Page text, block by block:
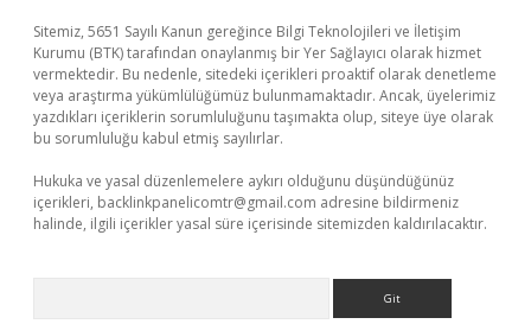
Sitemiz, 5651 Sayılı Kanun gereğince Bilgi Teknolojileri ve İletişim
Kurumu (BTK) tarafından onaylanmış bir Yer Sağlayıcı olarak hizmet
vermektedir. Bu nedenle, sitedeki içerikleri proaktif olarak denetleme
veya araştırma yükümlülüğümüz bulunmamaktadır. Ancak, üyelerimiz
yazdıkları içeriklerin sorumluluğunu taşımakta olup, siteye üye olarak
bu sorumluluğu kabul etmiş sayılırlar.
Hukuka ve yasal düzenlemelere aykırı olduğunu düşündüğünüz
içerikleri, backlinkpanelicomtr@gmail.com adresine bildirmeniz
halinde, ilgili içerikler yasal süre içerisinde sitemizden kaldırılacaktır.